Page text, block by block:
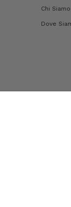
Chi Siamo
Dove